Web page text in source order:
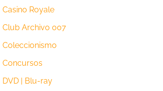
Casino Royale
Club Archivo 007
Coleccionismo
Concursos
DVD | Blu-ray